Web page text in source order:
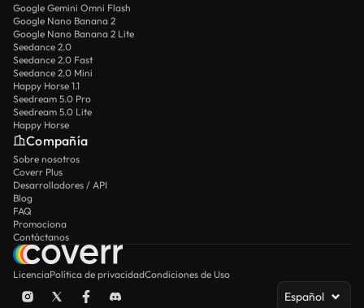
Google Gemini Omni Flash
Google Nano Banana 2
Google Nano Banana 2 Lite
Seedance 2.0
Seedance 2.0 Fast
Seedance 2.0 Mini
Happy Horse 1.1
Seedream 5.0 Pro
Seedream 5.0 Lite
Happy Horse
Compañía
Sobre nosotros
Coverr Plus
Desarrolladores / API
Blog
FAQ
Promociona
Contáctanos
LicenciaPolítica de privacidadCondiciones de Uso
Español